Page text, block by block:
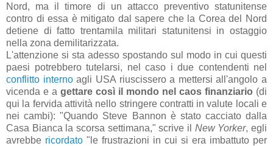
Nord, ma il timore di un attacco preventivo statunitense
contro di essa è mitigato dal sapere che la Corea del Nord
detiene di fatto trentamila militari statunitensi in ostaggio
nella zona demilitarizzata.
L'attenzione si sta adesso spostando sul modo in cui questi
paesi potrebbero tutelarsi, nel caso i due contendenti nel
conflitto internoagli USA riuscissero a mettersi all'angolo a
vicenda e a gettare così il mondo nel caos finanziario (di
qui la fervida attività nello stringere contratti in valute locali e
nei cambi): "Quando Steve Bannon è stato cacciato dalla
Casa Bianca la scorsa settimana," scrive il New Yorker, egli
avrebbe ricordato "le frustrazioni in cui si era imbattuto per